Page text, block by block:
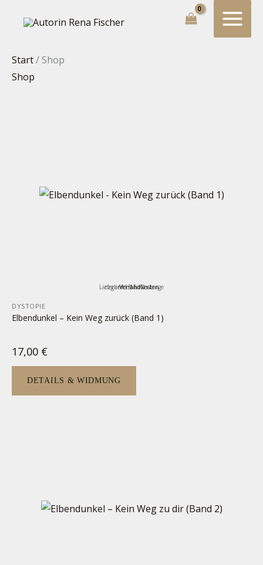
Inhalt
Start/ Shop
Shop
inkl. MwSt.
zzgl.Versandkosten
Lieferzeit:3-5 Werktage
DYSTOPIE
Elbendunkel – Kein Weg zurück (Band 1)
17,00 €
DETAILS & WIDMUNG